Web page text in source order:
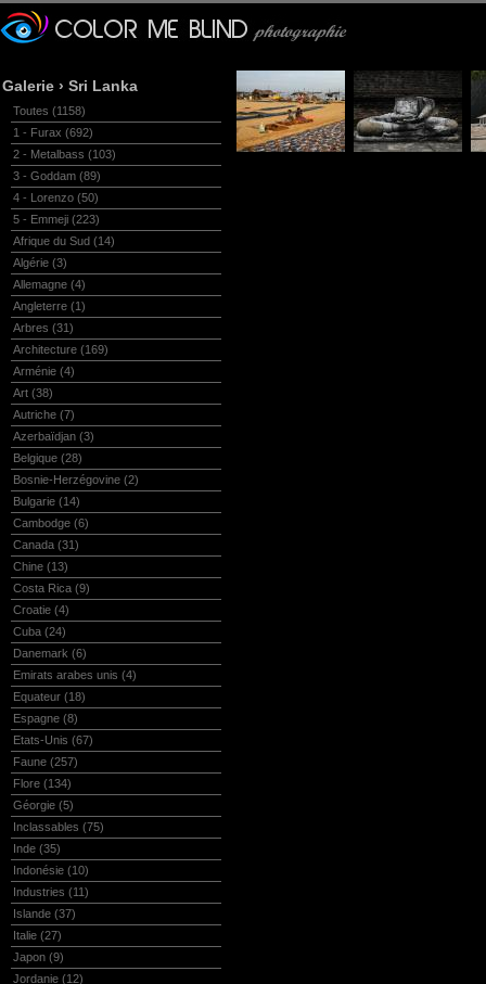
Galerie › Sri Lanka
Toutes (1158)
1 - Furax (692)
2 - Metalbass (103)
3 - Goddam (89)
4 - Lorenzo (50)
5 - Emmeji (223)
Afrique du Sud (14)
Algérie (3)
Allemagne (4)
Angleterre (1)
Arbres (31)
Architecture (169)
Arménie (4)
Art (38)
Autriche (7)
Azerbaïdjan (3)
Belgique (28)
Bosnie-Herzégovine (2)
Bulgarie (14)
Cambodge (6)
Canada (31)
Chine (13)
Costa Rica (9)
Croatie (4)
Cuba (24)
Danemark (6)
Emirats arabes unis (4)
Equateur (18)
Espagne (8)
Etats-Unis (67)
Faune (257)
Flore (134)
Géorgie (5)
Inclassables (75)
Inde (35)
Indonésie (10)
Industries (11)
Islande (37)
Italie (27)
Japon (9)
Jordanie (12)